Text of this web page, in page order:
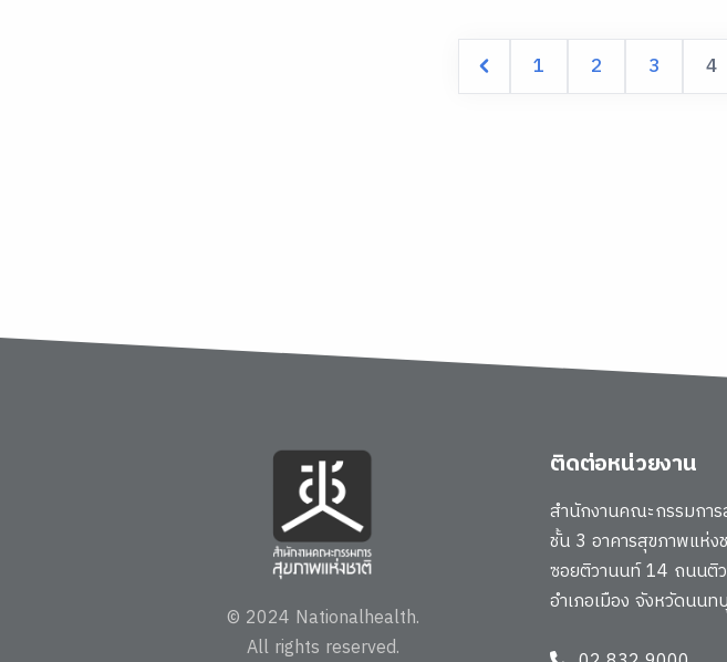
1 2 3 4
© 2024 Nationalhealth.
All rights reserved.
ติดต่อหน่วยงาน
สำนักงานคณะกรรมกา
ชั้น 3 อาคารสุขภาพแห่
ซอยติวานนท์ 14 ถนนติ
อำเภอเมือง จังหวัดนน